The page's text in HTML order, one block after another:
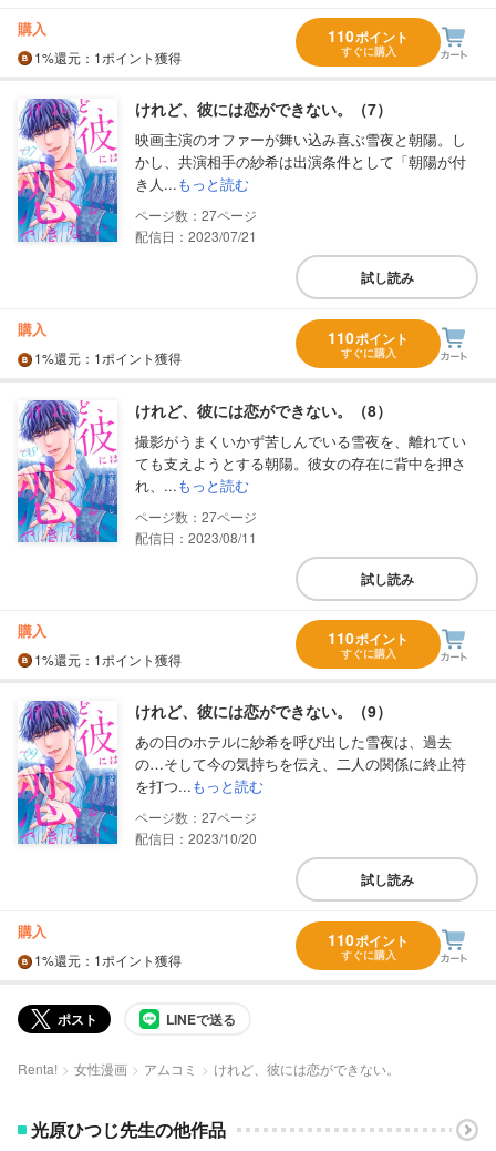
購入
1%還元 ：1ポイント獲得
110ポイント
すぐに購入
けれど、彼には恋ができない。（7）
映画主演のオファーが舞い込み喜ぶ雪夜と朝陽。し
かし、共演相手の紗希は出演条件として「朝陽が付
き人...もっと読む
27
配信日：2023/07/21
試し読み
購入
1%還元 ：1ポイント獲得
110ポイント
すぐに購入
けれど、彼には恋ができない。（8）
撮影がうまくいかず苦しんでいる雪夜を、離れてい
ても支えようとする朝陽。彼女の存在に背中を押さ
れ、...もっと読む
27
配信日：2023/08/11
試し読み
購入
1%還元 ：1ポイント獲得
110ポイント
すぐに購入
けれど、彼には恋ができない。（9）
あの日のホテルに紗希を呼び出した雪夜は、過去
の…そして今の気持ちを伝え、二人の関係に終止符
を打つ...もっと読む
27
配信日：2023/10/20
試し読み
購入
1%還元 ：1ポイント獲得
110ポイント
すぐに購入
ポスト LINEで送る
Renta! 女性漫画 アムコミ けれど、彼には恋ができない。
光原ひつじ先生の他作品